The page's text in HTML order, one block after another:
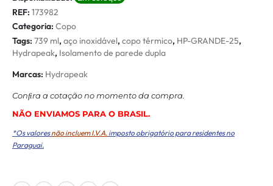
REF: 173982
Categoria: Copo
Tags: 739 ml,aço inoxidável,copo térmico, HP-GRANDE-25,
Hydrapeak, Isolamento de parede dupla
Marcas: Hydrapeak
Conﬁra a cotação no momento da compra.
NÃO ENVIAMOS PARA O BRASIL.
*Os valoresnão incluem I.V.A. imposto obrigatório para residentes no
Paraguai.